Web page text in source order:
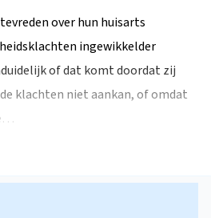
over hun huisarts
ingewikkelder
of dat komt doordat zij
klachten niet aankan, of omdat